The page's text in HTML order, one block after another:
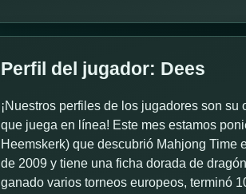
Perfil del jugador: Dees
¡Nuestros perfiles de los jugadores son
que juega en línea! Este mes estamos
Heemskerk) que descubrió Mahjong Time
de 2009 y tiene una ficha dorada de
ganado varios torneos europeos, terminó